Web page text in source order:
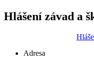
Hlášení závad a
Adresa